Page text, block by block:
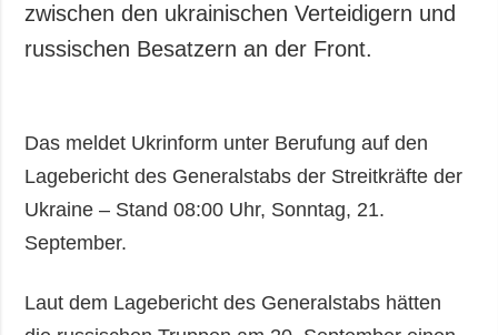
zwischen den ukrainischen Verteidigern und
russischen Besatzern an der Front.
Das meldet Ukrinform unter Berufung auf den
Lagebericht des Generalstabs der Streitkräfte der
Ukraine – Stand 08:00 Uhr, Sonntag, 21.
September.
Laut dem Lagebericht des Generalstabs hätten